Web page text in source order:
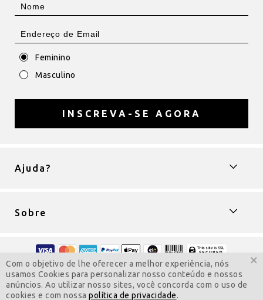
Feminino
Masculino
INSCREVA-SE AGORA
Ajuda?
Sobre
Copyright © 2009-2022 ColarComNome
Todos os direitos reservados.
Visite a versão para computador
Com o objetivo de lhe oferecer a melhor experiência, nós
usamos Cookies para personalizar nosso conteúdo e nossos
anúncios. Ao utilizar nosso sites, você concorda com o uso de
cookies e com nossa política de privacidade.
×